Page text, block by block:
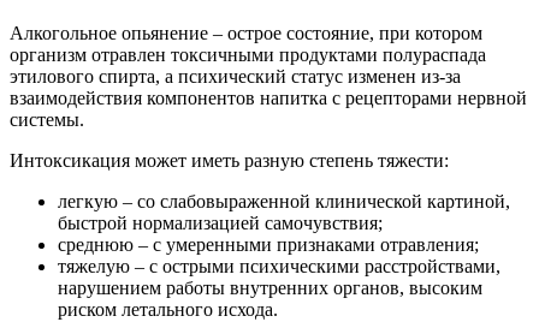
Алкогольное опьянение – острое состояние, при котором
организм отравлен токсичными продуктами полураспада
этилового спирта, а психический статус изменен из-за
взаимодействия компонентов напитка с рецепторами нервной
системы.
Интоксикация может иметь разную степень тяжести:
легкую – со слабовыраженной клинической картиной,
быстрой нормализацией самочувствия;
среднюю – с умеренными признаками отравления;
тяжелую – с острыми психическими расстройствами,
нарушением работы внутренних органов, высоким
риском летального исхода.